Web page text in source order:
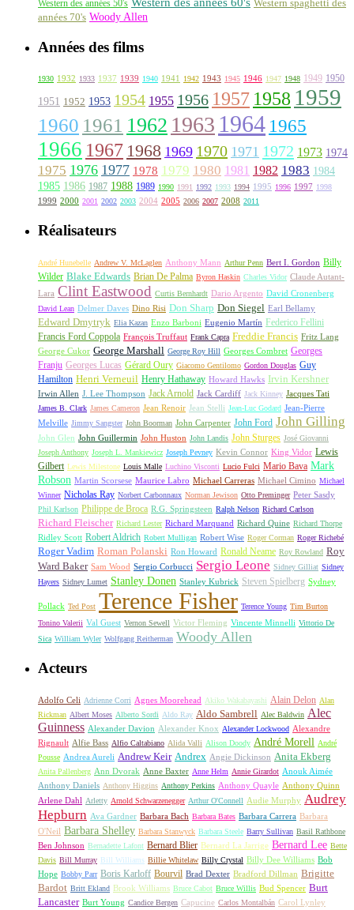
Western des années 50's
Western spaghetti des
années 70's Woody Allen
Années des films
1930 1932 1933 1937 1939 1940 1941 1942 1943 1945 1946 1947 1948 1949 1950
1951 1952 1953 1954 1955 1956 1957 1958 1959
1960 1961 1962 1963 1964 1965
1966 1967 1968 1969 1970 1971 1972 1973 1974
1975 1976 1977 1978 1979 1980 1981 1982 1983 1984
1985 1986 1987 1988 1989 1990 1991 1992 1993 1994 1995 1996 1997 1998
1999 2000 2001 2002 2003 2004 2005 2006 2007 2008 2011
Réalisateurs
André Hunebelle Andrew V. McLaglen Anthony Mann Arthur Penn Bert I. Gordon Billy
Wilder Blake Edwards Brian De Palma Byron Haskin Charles Vidor Claude Autant-
Lara Clint Eastwood Curtis Bernhardt Dario Argento David Cronenberg
David Lean Delmer Daves Dino Risi Don Sharp Don Siegel Earl Bellamy
Edward Dmytryk Elia Kazan Enzo Barboni Eugenio Martín Federico Fellini
Francis Ford Coppola François Truffaut Frank Capra Freddie Francis Fritz Lang
George Cukor George Marshall George Roy Hill Georges Combret Georges
Franju Georges Lucas Gérard Oury Giacomo Gentilomo Gordon Douglas Guy
Hamilton Henri Verneuil Henry Hathaway Howard Hawks Irvin Kershner
Irwin Allen J. Lee Thompson Jack Arnold Jack Cardiff Jack Kinney Jacques Tati
James B. Clark James Cameron Jean Renoir Jean Stelli Jean-Luc Godard Jean-Pierre
Melville Jimmy Sangster John Boorman John Carpenter John Ford John Gilling
John Glen John Guillermin John Huston John Landis John Sturges José Giovanni
Joseph Anthony Joseph L. Mankiewicz Joseph Pevney Kevin Connor King Vidor Lewis
Gilbert Lewis Milestone Louis Malle Luchino Visconti Lucio Fulci Mario Bava Mark
Robson Martin Scorsese Maurice Labro Michael Carreras Michael Cimino Michael
Winner Nicholas Ray Norbert Carbonnaux Norman Jewison Otto Preminger Peter Sasdy
Phil Karlson Philippe de Broca R.G. Springsteen Ralph Nelson Richard Carlson
Richard Fleischer Richard Lester Richard Marquand Richard Quine Richard Thorpe
Ridley Scott Robert Aldrich Robert Mulligan Robert Wise Roger Corman Roger Richebé
Roger Vadim Roman Polanski Ron Howard Ronald Neame Roy Rowland Roy
Ward Baker Sam Wood Sergio Corbucci Sergio Leone Sidney Gilliat Sidney
Hayers Sidney Lumet Stanley Donen Stanley Kubrick Steven Spielberg Sydney
Pollack Ted Post Terence Fisher Terence Young Tim Burton
Tonino Valerii Val Guest Vernon Sewell Victor Fleming Vincente Minnelli Vittorio De
Sica William Wyler Wolfgang Reitherman Woody Allen
Acteurs
Adolfo Celi Adrienne Corri Agnes Moorehead Akiko Wakabayashi Alain Delon Alan
Rickman Albert Moses Alberto Sordi Aldo Ray Aldo Sambrell Alec Baldwin Alec
Guinness Alexander Davion Alexander Knox Alexander Lockwood Alexandre
Rignault Alfie Bass Alfio Caltabiano Alida Valli Alison Doody André Morell André
Pousse Andrea Aureli Andrew Keir Andrex Angie Dickinson Anita Ekberg
Anita Pallenberg Ann Dvorak Anne Baxter Anne Helm Annie Girardot Anouk Aimée
Anthony Daniels Anthony Higgins Anthony Perkins Anthony Quayle Anthony Quinn
Arlene Dahl Arletty Arnold Schwarzenegger Arthur O'Connell Audie Murphy Audrey
Hepburn Ava Gardner Barbara Bach Barbara Bates Barbara Carrera Barbara
O'Neil Barbara Shelley Barbara Stanwyck Barbara Steele Barry Sullivan Basil Rathbone
Ben Johnson Bernadette Lafont Bernard Blier Bernard La Jarrige Bernard Lee Bette
Davis Bill Murray Bill Williams Billie Whitelaw Billy Crystal Billy Dee Williams Bob
Hope Bobby Parr Boris Karloff Bourvil Brad Dexter Bradford Dillman Brigitte
Bardot Britt Ekland Brook Williams Bruce Cabot Bruce Willis Bud Spencer Burt
Lancaster Burt Young Candice Bergen Capucine Carlos Montalbán Carol Lynley